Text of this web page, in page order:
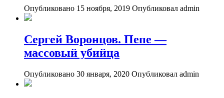
Опубликовано 15 ноября, 2019 Опубликовал admin
Сергей Воронцов. Пепе —
массовый убийца
Опубликовано 30 января, 2020 Опубликовал admin